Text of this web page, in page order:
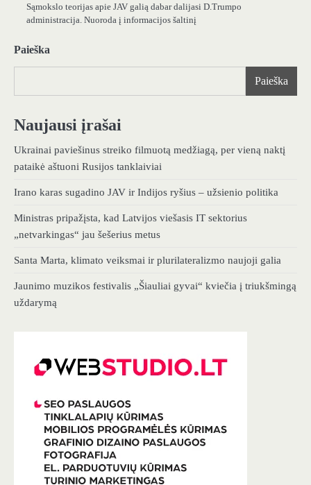
Sąmokslo teorijas apie JAV galią dabar dalijasi D.Trumpo
administracija. Nuoroda į informacijos šaltinį
Paieška
Paieška
Naujausi įrašai
Ukrainai paviešinus streiko filmuotą medžiagą, per vieną naktį
pataikė aštuoni Rusijos tanklaiviai
Irano karas sugadino JAV ir Indijos ryšius – užsienio politika
Ministras pripažįsta, kad Latvijos viešasis IT sektorius
„netvarkingas“ jau šešerius metus
Santa Marta, klimato veiksmai ir plurilateralizmo naujoji galia
Jaunimo muzikos festivalis „Šiauliai gyvai“ kviečia į triukšmingą
uždarymą